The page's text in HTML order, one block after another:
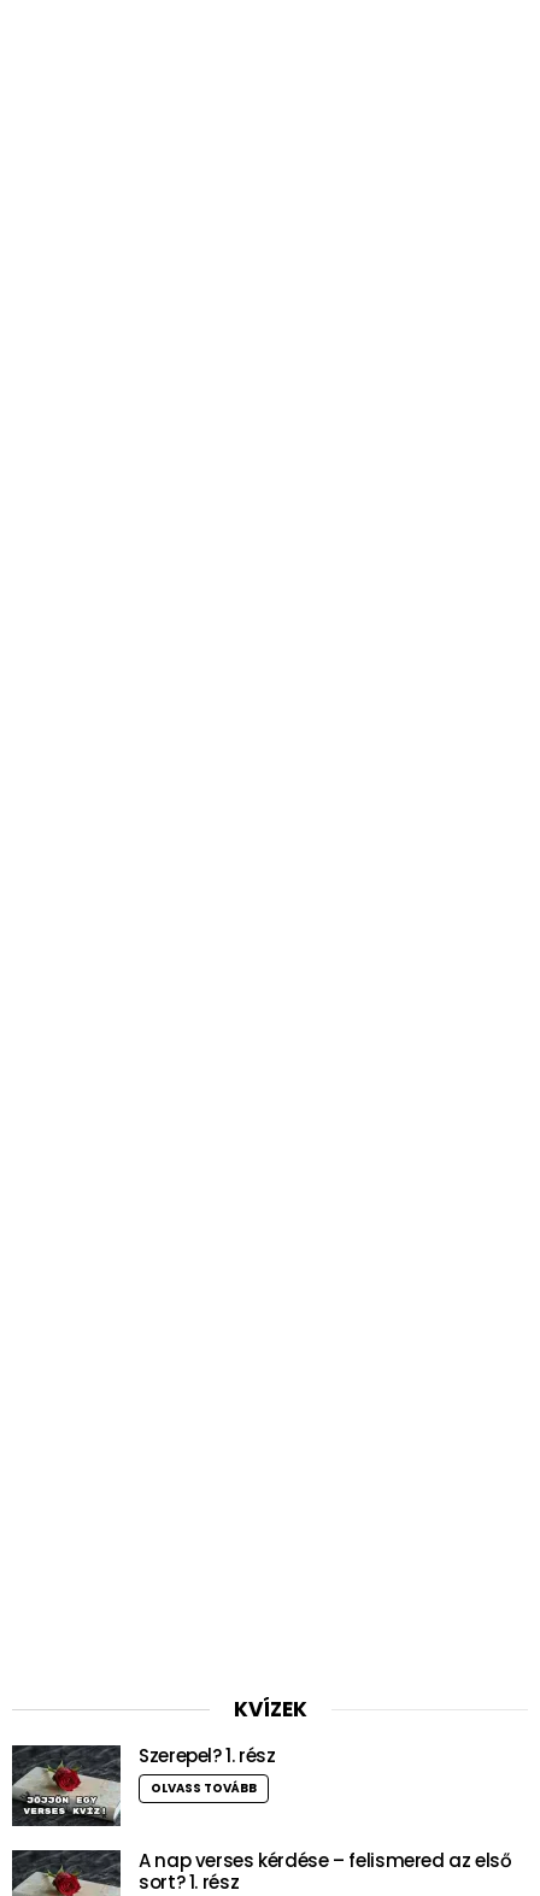
KVÍZEK
Szerepel? 1. rész
OLVASS TOVÁBB
A nap verses kérdése – felismered az első
sort? 1. rész